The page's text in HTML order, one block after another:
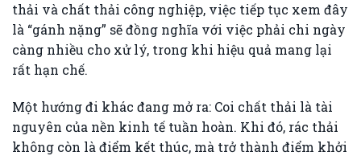
thải và chất thải công nghiệp, việc tiếp tục xem đây
là “gánh nặng” sẽ đồng nghĩa với việc phải chi ngày
càng nhiều cho xử lý, trong khi hiệu quả mang lại
rất hạn chế.
Một hướng đi khác đang mở ra: Coi chất thải là tài
nguyên của nền kinh tế tuần hoàn. Khi đó, rác thải
không còn là điểm kết thúc, mà trở thành điểm khởi